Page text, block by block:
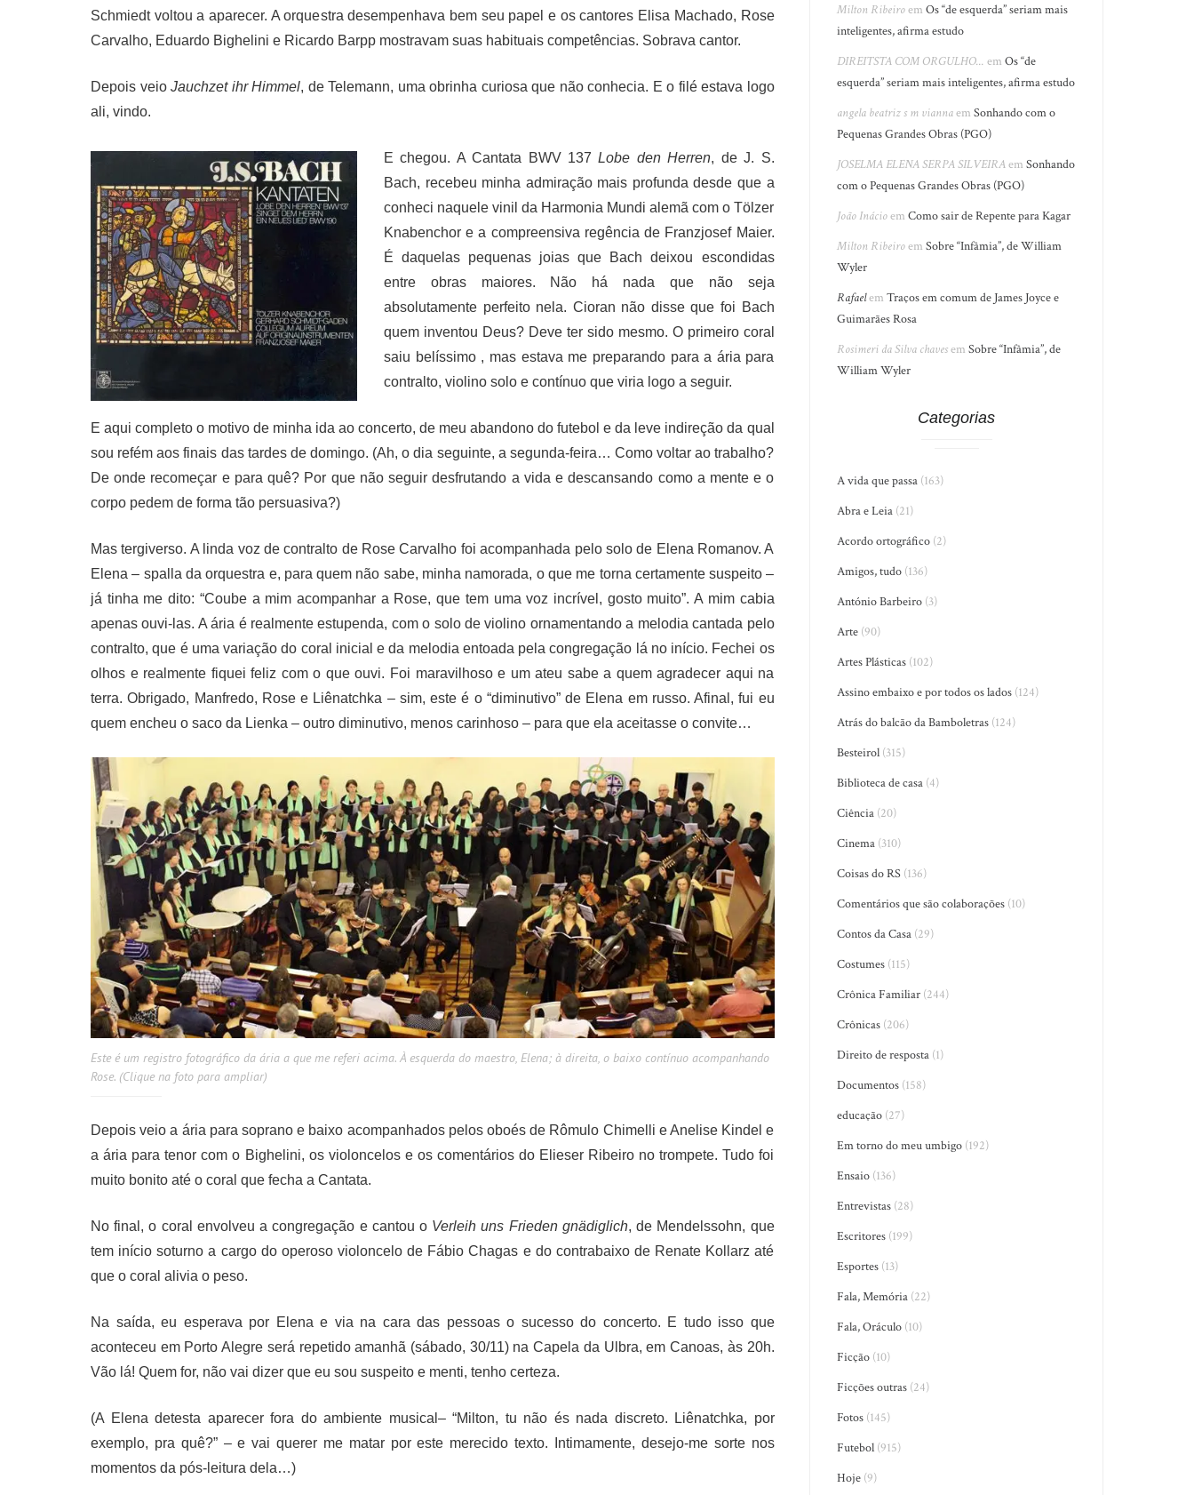
Schmiedt voltou a aparecer. A orquestra desempenhava bem seu papel e os cantores Elisa Machado, Rose
Carvalho, Eduardo Bighelini e Ricardo Barpp mostravam suas habituais competências. Sobrava cantor.
Depois veio Jauchzet ihr Himmel, de Telemann, uma obrinha curiosa que não conhecia. E o filé estava logo
ali, vindo.
E chegou. A Cantata BWV 137Lobe den Herren, de J. S.
Bach, recebeu minha admiração mais profunda desde que a
conheci naquele vinil da Harmonia Mundi alemã com o Tölzer
Knabenchor e a compreensiva regência de Franzjosef Maier.
É daquelas pequenas joias que Bach deixou escondidas
entre obras maiores. Não há nada que não seja
absolutamente perfeito nela. Cioran não disse que foi Bach
quem inventou Deus? Deve ter sido mesmo. O primeiro coral
saiu belíssimo , mas estava me preparando para a ária para
contralto, violino solo e contínuo que viria logo a seguir.
E aqui completo o motivo de minha ida ao concerto, de meu abandono do futebol e da leve indireção da qual
sou refém aos finais das tardes de domingo. (Ah, o dia seguinte, a segunda-feira… Como voltar ao trabalho?
De onde recomeçar e para quê? Por que não seguir desfrutando a vida e descansando como a mente e o
corpo pedem de forma tão persuasiva?)
Mas tergiverso. A linda voz de contralto de Rose Carvalho foi acompanhada pelo solo de Elena Romanov. A
Elena – spalla da orquestra e, para quem não sabe, minha namorada, o que me torna certamente suspeito –
já tinha me dito: “Coube a mim acompanhar a Rose, que tem uma voz incrível, gosto muito”. A mim cabia
apenas ouvi-las. A ária é realmente estupenda, com o solo de violino ornamentando a melodia cantada pelo
contralto, que é uma variação do coral inicial e da melodia entoada pela congregação lá no início. Fechei os
olhos e realmente fiquei feliz com o que ouvi. Foi maravilhoso e um ateu sabe a quem agradecer aqui na
terra. Obrigado, Manfredo, Rose e Liênatchka – sim, este é o “diminutivo” de Elena em russo. Afinal, fui eu
quem encheu o saco da Lienka – outro diminutivo, menos carinhoso – para que ela aceitasse o convite…
Este é um registro fotográfico da ária a que me referi acima. À esquerda do maestro, Elena; à direita, o baixo contínuo acompanhando
Rose. (Clique na foto para ampliar)
Depois veio a ária para soprano e baixo acompanhados pelos oboés de Rômulo Chimelli e Anelise Kindel e
a ária para tenor com o Bighelini, os violoncelos e os comentários do Elieser Ribeiro no trompete. Tudo foi
muito bonito até o coral que fecha a Cantata.
No final, o coral envolveu a congregação e cantou o Verleih uns Frieden gnädiglich, de Mendelssohn, que
tem início soturno a cargo do operoso violoncelo de Fábio Chagas e do contrabaixo de Renate Kollarz até
que o coral alivia o peso.
Na saída, eu esperava por Elena e via na cara das pessoas o sucesso do concerto. E tudo isso que
aconteceu em Porto Alegre será repetido amanhã (sábado, 30/11) na Capela da Ulbra, em Canoas, às 20h.
Vão lá! Quem for, não vai dizer que eu sou suspeito e menti, tenho certeza.
(A Elena detesta aparecer fora do ambiente musical– “Milton, tu não és nada discreto. Liênatchka, por
exemplo, pra quê?” – e vai querer me matar por este merecido texto. Intimamente, desejo-me sorte nos
momentos da pós-leitura dela…)
Milton RibeiroemOs “de esquerda” seriam mais
inteligentes, afirma estudo
DIREITSTA COM ORGULHO... emOs “de
esquerda” seriam mais inteligentes, afirma estudo
angela beatriz s m viannaemSonhando com o
Pequenas Grandes Obras (PGO)
JOSELMA ELENA SERPA SILVEIRAemSonhando
com o Pequenas Grandes Obras (PGO)
João InácioemComo sair de Repente para Kagar
Milton RibeiroemSobre “Infâmia”, de William
Wyler
RafaelemTraços em comum de James Joyce e
Guimarães Rosa
Rosimeri da Silva chavesemSobre “Infâmia”, de
William Wyler
Categorias
A vida que passa (163)
Abra e Leia (21)
Acordo ortográfico (2)
Amigos, tudo (136)
António Barbeiro (3)
Arte (90)
Artes Plásticas (102)
Assino embaixo e por todos os lados (124)
Atrás do balcão da Bamboletras (124)
Besteirol (315)
Biblioteca de casa (4)
Ciência (20)
Cinema (310)
Coisas do RS (136)
Comentários que são colaborações (10)
Contos da Casa (29)
Costumes (115)
Crônica Familiar (244)
Crônicas (206)
Direito de resposta (1)
Documentos (158)
educação (27)
Em torno do meu umbigo (192)
Ensaio (136)
Entrevistas (28)
Escritores (199)
Esportes (13)
Fala, Memória (22)
Fala, Oráculo (10)
Ficção (10)
Ficções outras (24)
Fotos (145)
Futebol (915)
Hoje (9)